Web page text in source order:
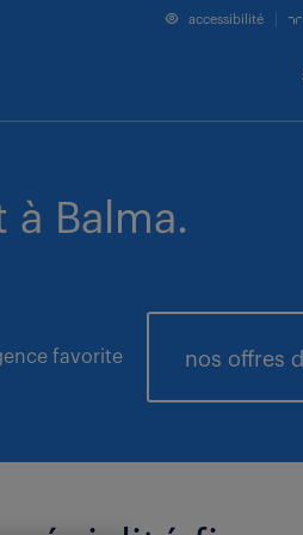
accessibilité
Balma.
nos offres
favorite